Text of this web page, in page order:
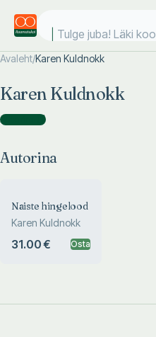
Tulge juba! Läki kool
Avaleht/Karen Kuldnokk
Karen Kuldnokk
Autorina )
Autorina
Naiste hingelood
Karen Kuldnokk
31.00 € Osta